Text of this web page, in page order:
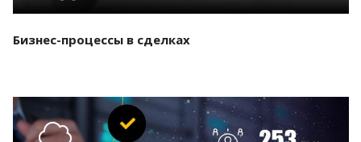
Бизнес-процессы в сделках